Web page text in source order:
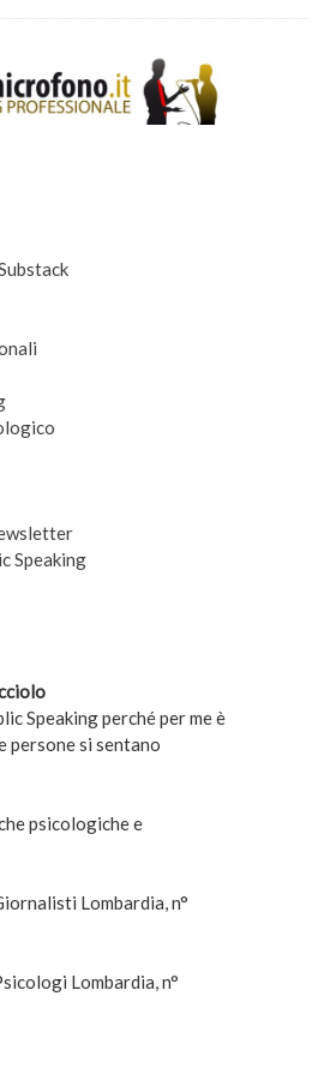
Speaking
Speaking perché per me è
persone si sentano
psicologiche e
Lombardia, n°
Lombardia, n°